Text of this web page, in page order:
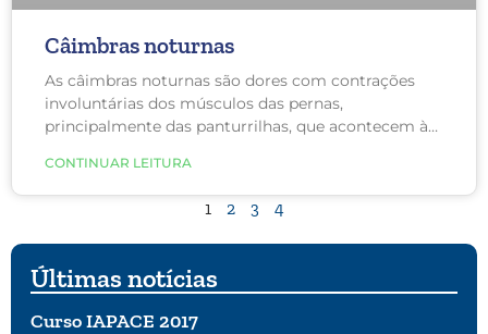
Câimbras noturnas
As câimbras noturnas são dores com contrações
involuntárias dos músculos das pernas,
principalmente das panturrilhas, que acontecem à
enquanto a pessoa está acordada, durante períodos
de inatividade.
CONTINUAR LEITURA
1 2 3 4
Últimas notícias
Curso IAPACE 2017